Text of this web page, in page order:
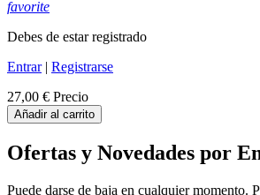
favorite
Debes de estar registrado
Entrar| Registrarse
27,00 € Precio
Añadir al carrito
Ofertas y Novedades por
Puede darse de baja en cualquier momento.